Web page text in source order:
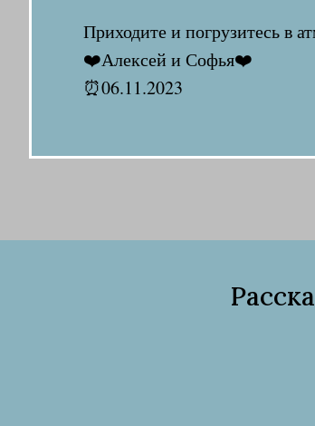
Приходите и погрузитесь в
❤️Алексей и Софья❤️
⏰06.11.2023